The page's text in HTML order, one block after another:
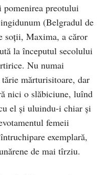
preotului
(Belgradul de
soţii, Maxima, a căror
la în­ceputul secolului
Nu numai
mărturisitoare, dar
nici o slăbiciune, luînd
el şi uluindu-i chiar şi
femeii
exemplară,
de mai tîrziu.